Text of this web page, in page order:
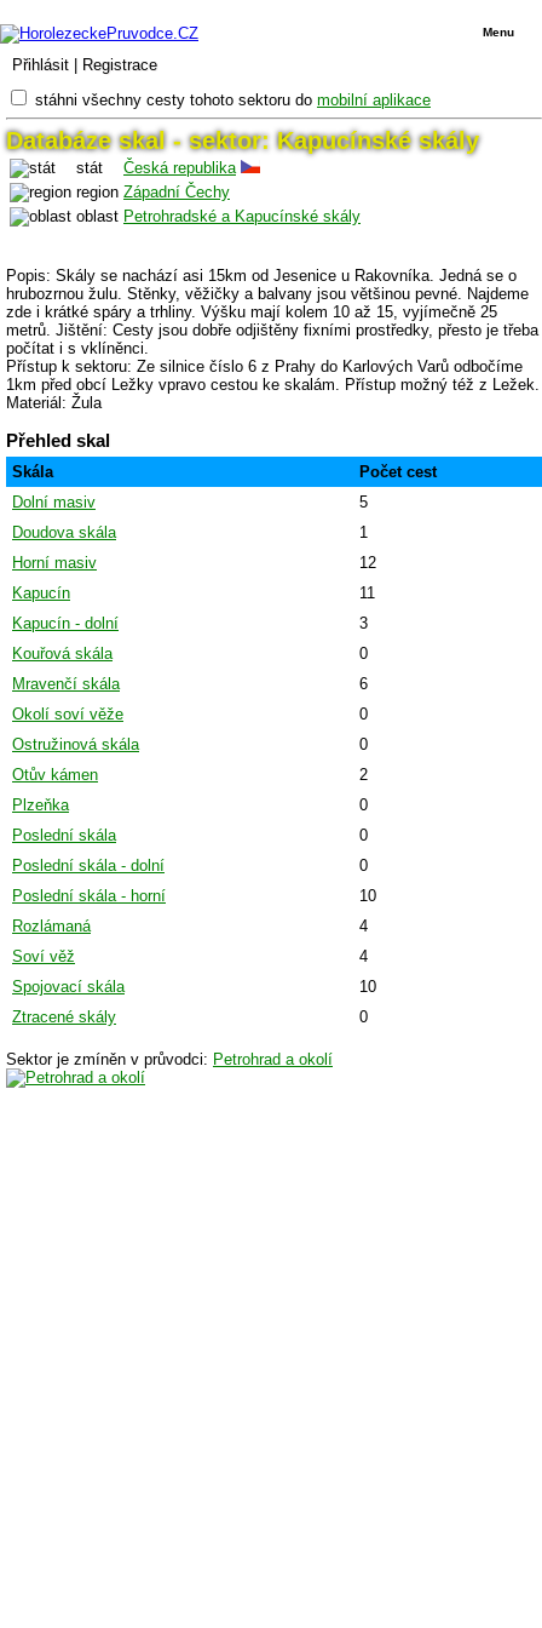
Přihlásit Registrace
Menu
stáhni všechny cesty tohoto sektoru do mobilní aplikace
Databáze skal - sektor: Kapucínské skály
stát
Česká republika
region Západní Čechy
oblast Petrohradské a Kapucínské skály
Popis: Skály se nachází asi 15km od Jesenice u Rakovníka. Jedná se o
hrubozrnou žulu. Stěnky, věžičky a balvany jsou většinou pevné. Najdeme
zde i krátké spáry a trhliny. Výšku mají kolem 10 až 15, vyjímečně 25
metrů. Jištění: Cesty jsou dobře odjištěny fixními prostředky, přesto je třeba
počítat i s vklíněnci.
Přístup k sektoru: Ze silnice číslo 6 z Prahy do Karlových Varů odbočíme
1km před obcí Ležky vpravo cestou ke skalám. Přístup možný též z Ležek.
Materiál: Žula
Přehled skal
Skála
Počet cest
Dolní masiv
5
Doudova skála
1
Horní masiv
12
Kapucín
11
Kapucín - dolní
3
Kouřová skála
0
Mravenčí skála
6
Okolí soví věže
0
Ostružinová skála
0
Otův kámen
2
Plzeňka
0
Poslední skála
0
Poslední skála - dolní
0
Poslední skála - horní
10
Rozlámaná
4
Soví věž
4
Spojovací skála
10
Ztracené skály
0
Sektor je zmíněn v průvodci: Petrohrad a okolí